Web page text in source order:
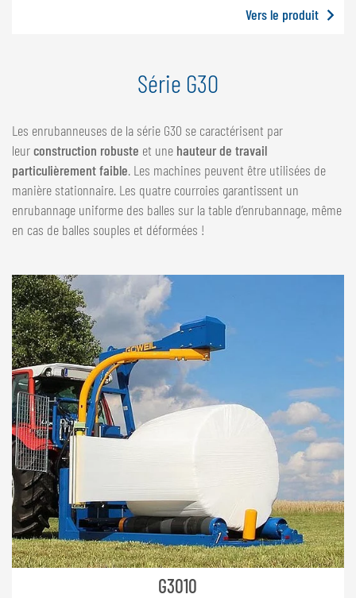
Vers le produit
Série G30
Les enrubanneuses de la série G30 se caractérisent par
leurconstruction robuste et une hauteur de travail
particulièrement faible. Les machines peuvent être utilisées de
manière stationnaire. Les quatre courroies garantissent un
enrubannage uniforme des balles sur la table d’enrubannage, même
en cas de balles souples et déformées !
G3010